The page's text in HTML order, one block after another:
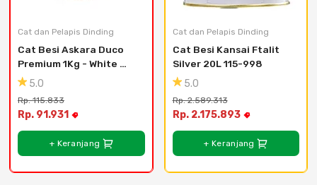
Cat dan Pelapis Dinding
Cat Besi Askara Duco
Premium 1Kg - White
Doff5.0
Rp. 115.833
Rp. 91.931
+ Keranjang
Cat dan Pelapis Dinding
Cat Besi Kansai Ftalit
Silver 20L 115-998
5.0
Rp. 2.589.313
Rp. 2.175.893
+ Keranjang